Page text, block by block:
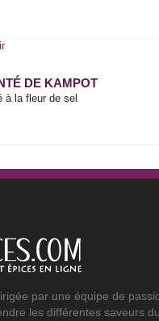
DE KAMPOT
à la fleur de sel
par une équipe de
les différentes saveurs